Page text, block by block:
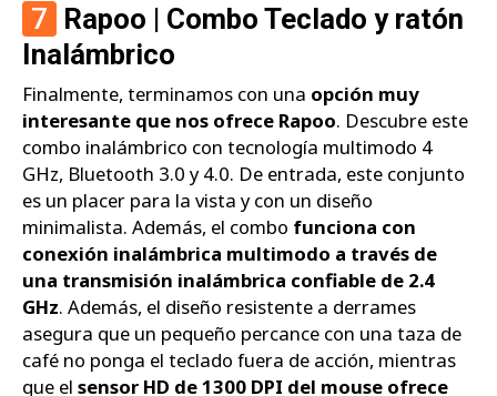
7 Rapoo | Combo Teclado y ratón
Inalámbrico
Finalmente, terminamos con una opción muy
interesante que nos ofrece Rapoo. Descubre este
combo inalámbrico con tecnología multimodo 4
GHz, Bluetooth 3.0 y 4.0. De entrada, este conjunto
es un placer para la vista y con un diseño
minimalista. Además, el combo funciona con
conexión inalámbrica multimodo a través de
una transmisión inalámbrica confiable de 2.4
GHz. Además, el diseño resistente a derrames
asegura que un pequeño percance con una taza de
café no ponga el teclado fuera de acción, mientras
que el sensor HD de 1300 DPI del mouse ofrece